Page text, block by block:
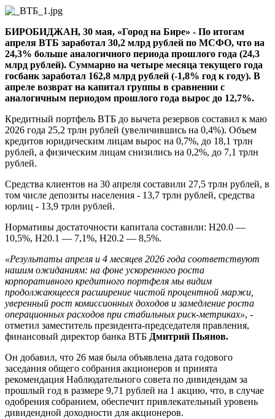
в
апреле
БИРОБИДЖАН, 30 мая, «Город на Бире» - По итогам
апреля ВТБ заработал 30,2 млрд рублей по МСФО, что на
24,3% больше аналогичного периода прошлого года (24,3
млрд рублей). Суммарно на четыре месяца текущего года
госбанк заработал 162,8 млрд рублей (-1,8% год к году). В
апреле возврат на капитал группы в сравнении с
аналогичным периодом прошлого года вырос до 12,7%.
Кредитный портфель ВТБ до вычета резервов составил к маю
2026 года 25,2 трлн рублей (увеличившись на 0,4%). Объем
кредитов юридическим лицам вырос на 0,7%, до 18,1 трлн
рублей, а физическим лицам снизились на 0,2%, до 7,1 трлн
рублей.
Средства клиентов на 30 апреля составили 27,5 трлн рублей, в
том числе депозиты населения - 13,7 трлн рублей, средства
юрлиц - 13,9 трлн рублей.
Нормативы достаточности капитала составили: Н20.0 —
10,5%, Н20.1 — 7,1%, Н20.2 — 8,5%.
«Результаты апреля и 4 месяцев 2026 года соответствуют
нашим ожиданиям: на фоне ускоренного роста
корпоративного кредитного портфеля мы видим
продолжающееся расширение чистой процентной маржи,
уверенный рост комиссионных доходов и замедление роста
операционных расходов при стабильных риск-метриках», -
отметил заместитель президента-председателя правления,
финансовый директор банка ВТБ Дмитрий Пьянов.
Он добавил, что 26 мая была объявлена дата годового
заседания общего собрания акционеров и принята
рекомендация Наблюдательного совета по дивидендам за
прошлый год в размере 9,71 рублей на 1 акцию, что, в случае
одобрения собранием, обеспечит привлекательный уровень
дивидендной доходности для акционеров.